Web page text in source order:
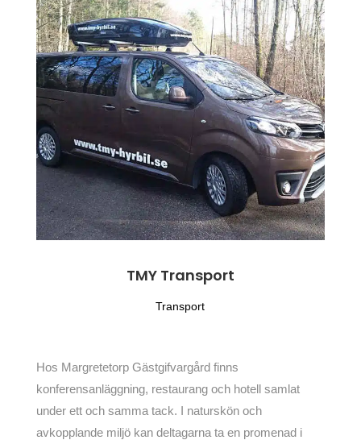
TMY Transport
Transport
Hos Margretetorp Gästgifvargård finns
konferensanläggning, restaurang och hotell samlat
under ett och samma tack. I naturskön och
avkopplande miljö kan deltagarna ta en promenad i